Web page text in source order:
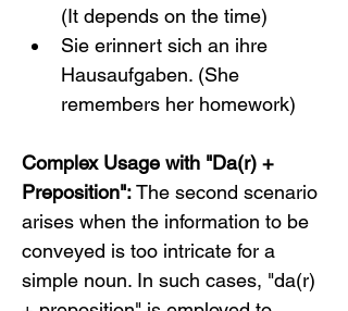
(It depends on the time)
Sie erinnert sich an ihre
Hausaufgaben. (She
remembers her homework)
Complex Usage with "Da(r) +
Preposition": The second scenario
arises when the information to be
conveyed is too intricate for a
simple noun. In such cases, "da(r)